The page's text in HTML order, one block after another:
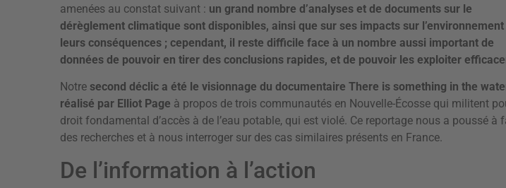
amenées au constat suivant : un grand nombre d’analyses et de documents sur le
dérèglement climatique sont disponibles, ainsi que sur ses impacts sur
leurs conséquences ; cependant, il reste difficile face à un nombre aussi important de
données de pouvoir en tirer des conclusions rapides, et de pouvoir les exploiter
Notre second déclic a été le visionnage du documentaire There is something in the
réalisé par Elliot Page à propos de trois communautés en Nouvelle-Écosse qui militent
droit fondamental d’accès à de l’eau potable, qui est violé. Ce reportage nous a poussé à
des recherches et à nous interroger sur des cas similaires présents en France.
De l’information à l’action